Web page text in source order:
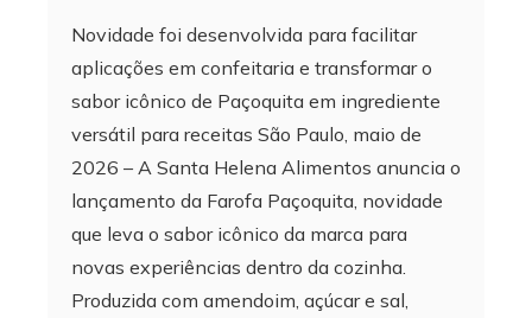
Novidade foi desenvolvida para facilitar
aplicações em confeitaria e transformar o
sabor icônico de Paçoquita em ingrediente
versátil para receitas São Paulo, maio de
2026 – A Santa Helena Alimentos anuncia o
lançamento da Farofa Paçoquita, novidade
que leva o sabor icônico da marca para
novas experiências dentro da cozinha.
Produzida com amendoim, açúcar e sal,